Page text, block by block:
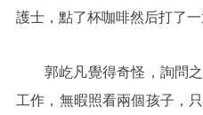
護士，點了杯咖啡然后打了
郭屹凡覺得奇怪，詢問
工作，無暇照看兩個孩子，